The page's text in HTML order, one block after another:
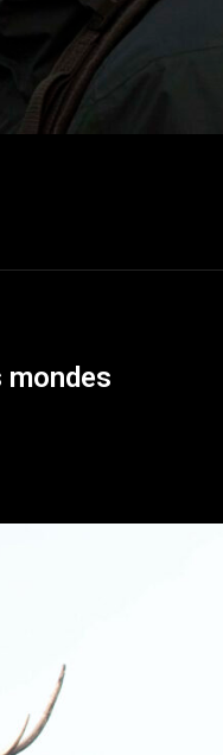
mondes